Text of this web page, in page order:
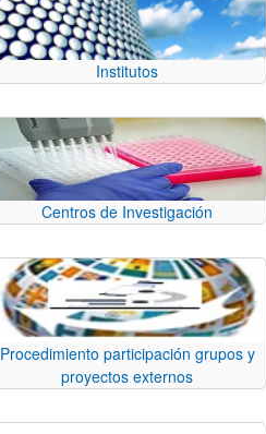
Institutos
Centros de Investigación
Procedimiento participación grupos y
proyectos externos